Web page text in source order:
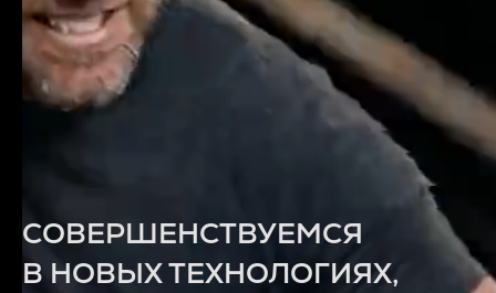
СОВЕРШЕНСТВУЕМСЯ
В НОВЫХ ТЕХНОЛОГИЯХ,